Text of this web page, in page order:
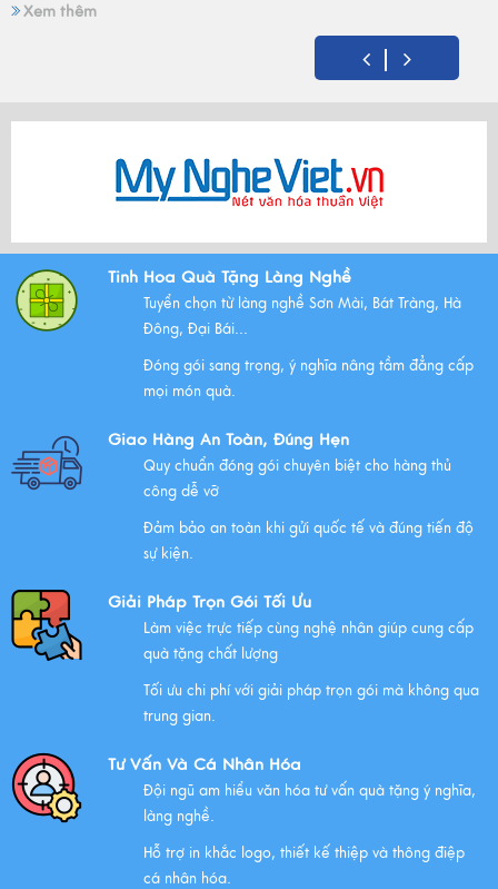
Xem thêm
Bộ Tam Sự Là Gì ? Bộ Tam Sự Có Ý Nghĩa Như Thế Nào
Trong Văn Hóa Thờ Cúng?
Xem thêm
Xem thêm
Chúc mừng chị Nguyễn Thị Nhựt Phượng - giám đốc
Xem thêm
Chính Sách Quyền Riêng Tư Tại Mỹ Nghệ Việt
NHỮNG ĐẶC ĐIỂM CỦA HÀNG THỦ CÔNG MỸ NGHỆ
Tinh Hoa Quà Tặng Làng Nghề
Tuyển chọn từ làng nghề Sơn Mài, Bát Tràng, Hà
Đông, Đại Bái...
Đóng gói sang trọng, ý nghĩa nâng tầm đẳng cấp
mọi món quà.
Giao Hàng An Toàn, Đúng Hẹn
Quy chuẩn đóng gói chuyên biệt cho hàng thủ
công dễ vỡ
Đảm bảo an toàn khi gửi quốc tế và đúng tiến độ
sự kiện.
Giải Pháp Trọn Gói Tối Ưu
Làm việc trực tiếp cùng nghệ nhân giúp cung cấp
quà tặng chất lượng
Tối ưu chi phí với giải pháp trọn gói mà không qua
trung gian.
Tư Vấn Và Cá Nhân Hóa
Đội ngũ am hiểu văn hóa tư vấn quà tặng ý nghĩa,
làng nghề.
Hỗ trợ in khắc logo, thiết kế thiệp và thông điệp
cá nhân hóa.